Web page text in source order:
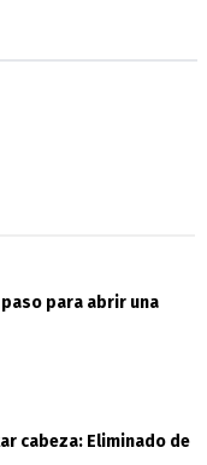
para abrir una
cabeza: Eliminado de